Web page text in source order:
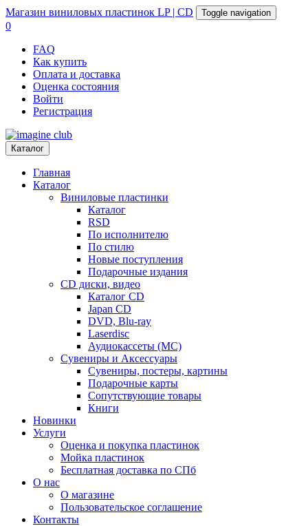
Магазин виниловых пластинок LP | CD Toggle navigation
0
FAQ
Как купить
Оплата и доставка
Оценка состояния
Войти
Регистрация
Каталог
Главная
Каталог
Виниловые пластинки
Каталог
RSD
По исполнителю
По стилю
Новые поступления
Подарочные издания
CD диски, видео
Каталог CD
Japan CD
DVD, Blu-ray
Laserdisc
Аудиокассеты (MC)
Сувениры и Аксессуары
Сувениры, постеры, картины
Подарочные карты
Сопутствующие товары
Книги
Новинки
Услуги
Оценка и покупка пластинок
Мойка пластинок
Бесплатная доставка по СПб
О нас
О магазине
Пользовательское соглашение
Контакты